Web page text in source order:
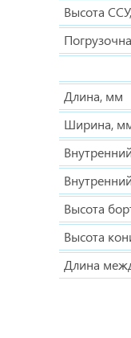
Высота
Длина, мм
Ширина,
Высота
Высота
Длина